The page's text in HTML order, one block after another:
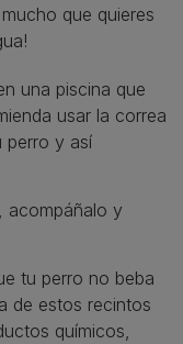
que quieres
una piscina que
usar la correa
perro y así
acompáñalo y
tu perro no beba
de estos recintos
químicos,